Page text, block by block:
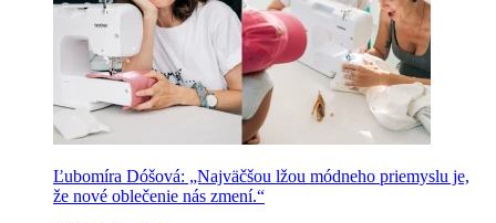
Ľubomíra Dóšová: „Najväčšou lžou módneho priemyslu je,
že nové oblečenie nás zmení.“